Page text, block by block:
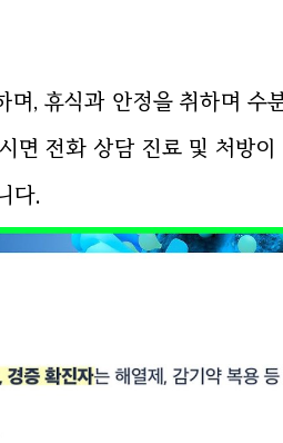
, 휴식과 안정을 취하며 수
면 전화 상담 진료 및 처방이
다.